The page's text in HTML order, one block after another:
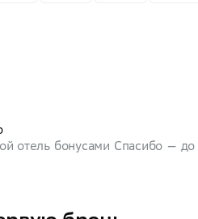
отель бонусами Спасибо — до